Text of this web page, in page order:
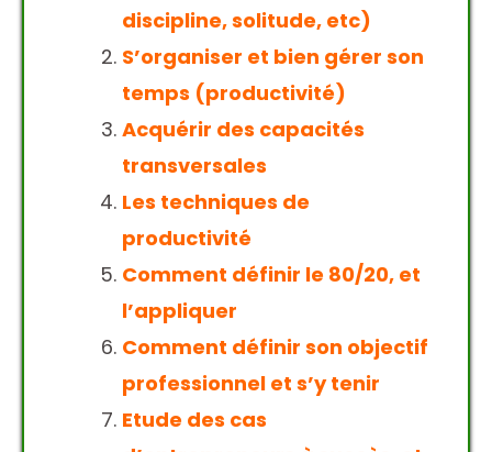
discipline, solitude, etc)
S’organiser et bien gérer son
temps (productivité)
Acquérir des capacités
transversales
Les techniques de
productivité
Comment définir le 80/20, et
l’appliquer
Comment définir son objectif
professionnel et s’y tenir
Etude des cas